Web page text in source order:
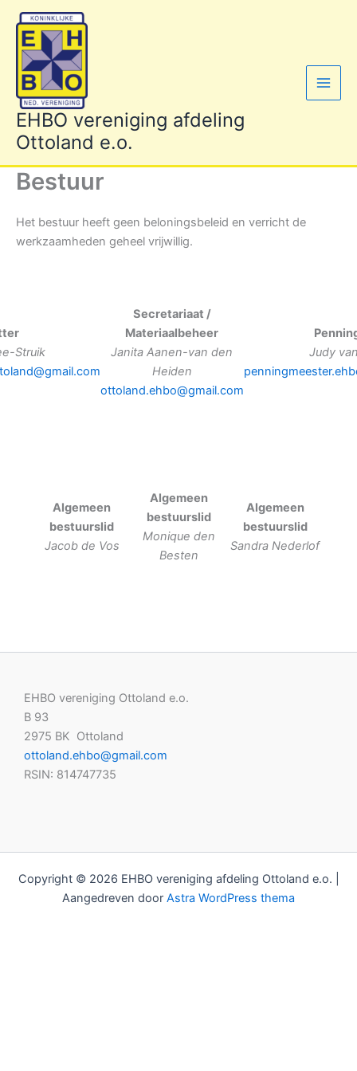
naar
inhoud
EHBO vereniging afdeling
Ottoland e.o.
Bestuur
Het bestuur heeft geen beloningsbeleid en verricht de
werkzaamheden geheel vrijwillig.
Struik
Secretariaat /
Materiaalbeheer
Janita Aanen-van den
Heiden
ottoland.ehbo@gmail.com
Judy
Algemeen
bestuurslid
Jacob de Vos
Algemeen
bestuurslid
Monique den
Besten
Algemeen
bestuurslid
Sandra Nederlof
EHBO vereniging Ottoland e.o.
B 93
2975 BK Ottoland
ottoland.ehbo@gmail.com
RSIN: 814747735
Copyright © 2026 EHBO vereniging afdeling Ottoland e.o. |
Aangedreven door Astra WordPress thema